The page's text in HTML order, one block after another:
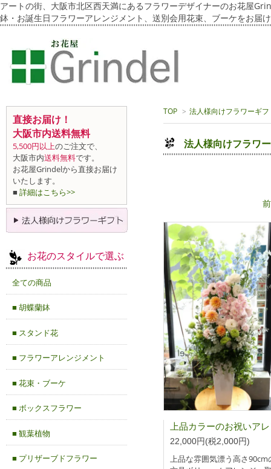
アートの街、大阪市北区西天満にあるフラワーデザイナーのお花屋
鉢・お誕生日フラワーアレンジメント、送別会用花束、ブーケをお届
TOP > 法人様向けフラワーギフ
法人様向けフラワ
22,000円(税2,000円)
上品な雰囲気漂う高さ90cm
直接お届け！
大阪市内送料無料
5,500円以上のご注文で、
大阪市内送料無料です。
お花屋Grindelから直接お届け
いたします。
■ 詳細はこちら>>
お花のスタイルで選ぶ
全ての商品
■ 胡蝶蘭鉢
■ スタンド花
■ フラワーアレンジメント
■ 花束・ブーケ
■ ボックスフラワー
■ 観葉植物
■ プリザーブドフラワー